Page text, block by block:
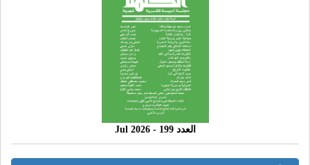
العدد 199 - 2026 Jul